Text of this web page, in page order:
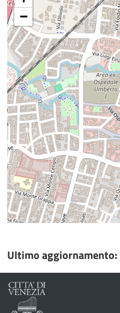
−
Ultimo aggiornamento: